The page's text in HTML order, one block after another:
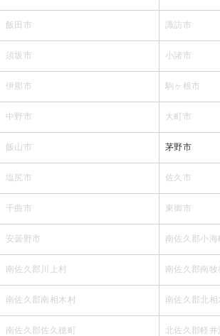
飯田市 諏訪市
須坂市 小諸市
伊那市 駒ヶ根市
中野市 大町市
飯山市 茅野市
塩尻市 佐久市
千曲市 東御市
安曇野市 南佐久郡小海
南佐久郡川上村 南佐久郡南牧
南佐久郡南相木村 南佐久郡北相
南佐久郡佐久穂町 北佐久郡軽井